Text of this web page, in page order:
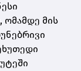
ომამდე მის